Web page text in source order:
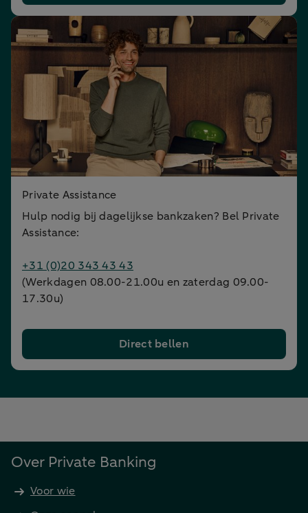
Private Assistance
Hulp nodig bij dagelijkse bankzaken? Bel Private
Assistance:
+31 (0)20 343 43 43
(Werkdagen 08.00-21.00u en zaterdag 09.00-
17.30u)
Direct bellen
Over Private Banking
Voor wie